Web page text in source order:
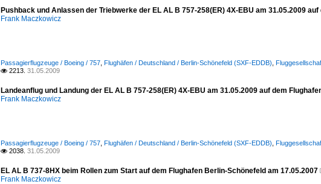
Pushback und Anlassen der Triebwerke der EL AL B 757-258(ER) 4X-EBU am 31.05.2009
Frank Maczkowicz
Passagierflugzeuge / Boeing / 757 Flughäfen / Deutschland / Berlin-Schönefeld (SXF-EDDB)
 2213. 31.05.2009
Landeanflug und Landung der EL AL B 757-258(ER) 4X-EBU am 31.05.2009 auf dem
Frank Maczkowicz
Passagierflugzeuge / Boeing / 757 Flughäfen / Deutschland / Berlin-Schönefeld (SXF-EDDB)
 2038. 31.05.2009
EL AL B 737-8HX beim Rollen zum Start auf dem Flughafen Berlin-Schönefeld am 17.05.2007
Frank Maczkowicz